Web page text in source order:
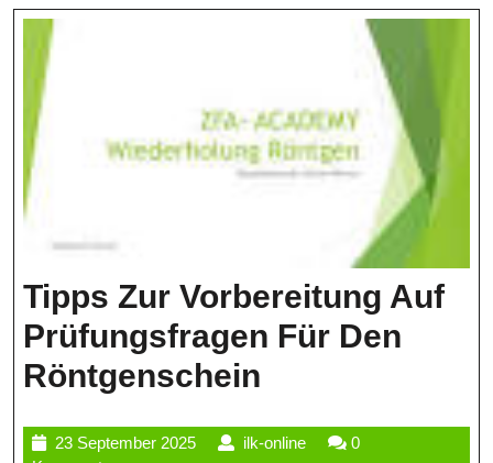
Tipps Zur Vorbereitung Auf
Prüfungsfragen Für Den
Röntgenschein
Vorbereitung
23 September 202523
ilk-onlineilk-
0